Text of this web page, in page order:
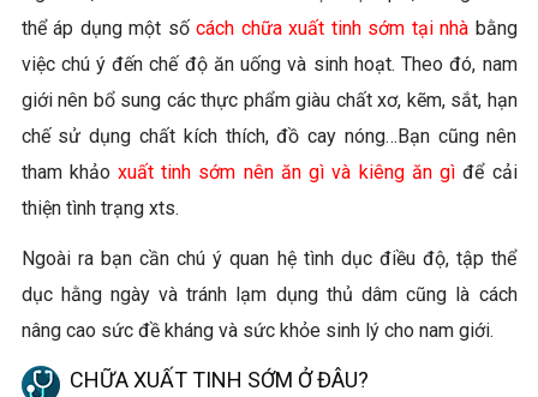
thể áp dụng một số cách chữa xuất tinh sớm tại nhà bằng
việc chú ý đến chế độ ăn uống và sinh hoạt. Theo đó, nam
giới nên bổ sung các thực phẩm giàu chất xơ, kẽm, sắt, hạn
chế sử dụng chất kích thích, đồ cay nóng…Bạn cũng nên
tham khảo xuất tinh sớm nên ăn gì và kiêng ăn gì để cải
thiện tình trạng xts.
Ngoài ra bạn cần chú ý quan hệ tình dục điều độ, tập thể
dục hằng ngày và tránh lạm dụng thủ dâm cũng là cách
nâng cao sức đề kháng và sức khỏe sinh lý cho nam giới.
CHỮA XUẤT TINH SỚM Ở ĐÂU?